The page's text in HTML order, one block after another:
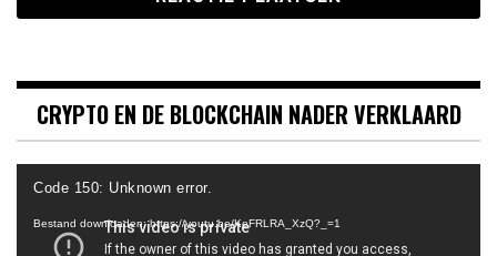
CRYPTO EN DE BLOCKCHAIN NADER VERKLAARD
Videospeler
Code 150: Unknown error.
Bestand downloaden: https://youtu.be/KeFRLRA_XzQ?_=1